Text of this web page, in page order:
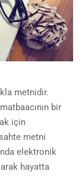
metnidir.
bir
için
metni
elektronik
hayatta